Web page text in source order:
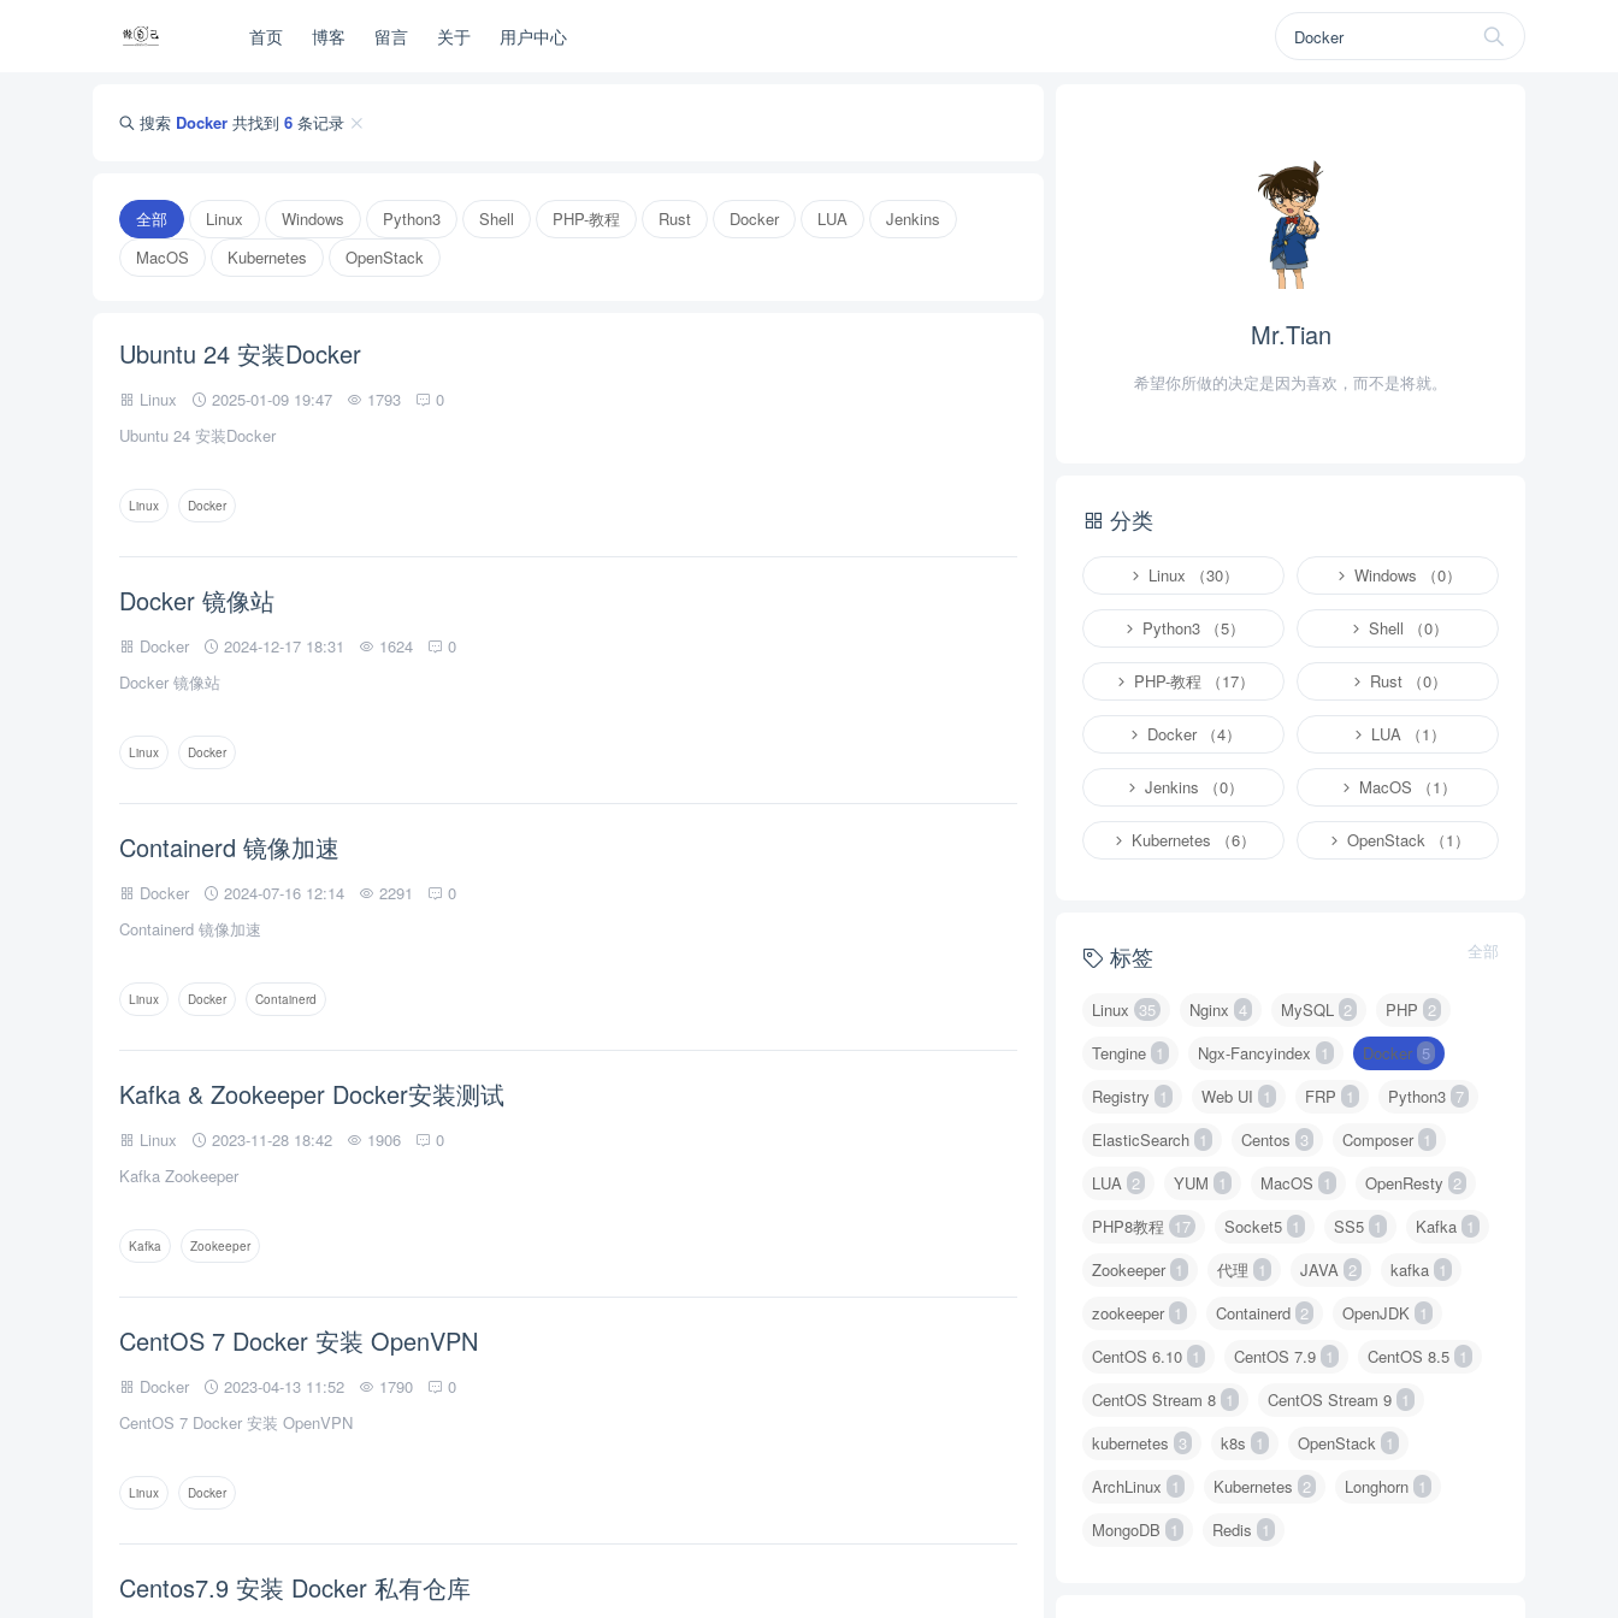
首页 博客 留言 关于 用户中心
搜索 Docker 共找到 6 条记录
全部 Linux Windows Python3 Shell PHP-教程 Rust Docker LUA
Jenkins
MacOS
Kubernetes OpenStack
Ubuntu 24 安装Docker
Linux 2025-01-09 19:47 1793
0
Ubuntu 24 安装Docker
Linux Docker
Docker 镜像站
Docker 2024-12-17 18:31 1624
0
Docker 镜像站
Linux Docker
Containerd 镜像加速
Docker 2024-07-16 12:14 2291
0
Containerd 镜像加速
Linux Docker Containerd
Kafka & Zookeeper Docker安装测试
Linux 2023-11-28 18:42 1906
0
Kafka Zookeeper
Kafka Zookeeper
CentOS 7 Docker 安装 OpenVPN
Docker 2023-04-13 11:52 1790
0
CentOS 7 Docker 安装 OpenVPN
Linux Docker
Centos7.9 安装 Docker 私有仓库
Mr.Tian
希望你所做的决定是因为喜欢，而不是将就。
分类
Linux （30） Windows （0）
Python3 （5） Shell （0）
PHP-教程 （17） Rust （0）
Docker （4） LUA （1）
Jenkins （0） MacOS （1）
Kubernetes （6） OpenStack （1）
标签 全部
Linux 35 Nginx 4 MySQL 2 PHP 2
Tengine 1 Ngx-Fancyindex 1 Docker 5
Registry 1 Web UI 1 FRP 1 Python3 7
ElasticSearch 1 Centos 3 Composer 1
LUA 2 YUM 1 MacOS 1 OpenResty 2
PHP8教程 17 Socket5 1 SS5 1 Kafka 1
Zookeeper 1 代理 1 JAVA 2 kafka 1
zookeeper 1 Containerd 2 OpenJDK 1
CentOS 6.10 1 CentOS 7.9 1 CentOS 8.5 1
CentOS Stream 8 1 CentOS Stream 9 1
kubernetes 3 k8s 1 OpenStack 1
ArchLinux 1 Kubernetes 2 Longhorn 1
MongoDB 1 Redis 1